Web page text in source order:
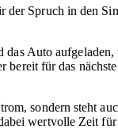
Spruch in den
das Auto
für das
sondern steht
wertvolle Zeit